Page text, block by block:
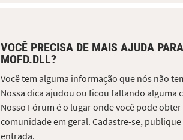
VOCÊ PRECISA DE MAIS AJUDA
MOFD.DLL?
Você tem alguma informação que nós não
Nossa dica ajudou ou ficou faltando alguma
Nosso Fórum é o lugar onde você pode
comunidade em geral. Cadastre-se,
entrada.